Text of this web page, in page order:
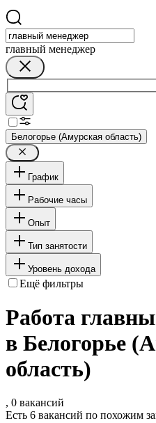
главный менеджер
Белогорье (Амурская область)
График
Рабочие часы
Опыт
Тип занятости
Уровень дохода
Ещё фильтры
Работа
в Белогорье
область)
, 0 вакансий
Есть 6 вакансий по похожим